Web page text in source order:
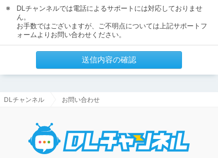
DLチャンネルでは電話によるサポートには対応しておりませ
ん。
お手数ではございますが、ご不明点については上記サポートフ
ォームよりお問い合わせください。
送信内容の確認
DLチャンネル お問い合わせ